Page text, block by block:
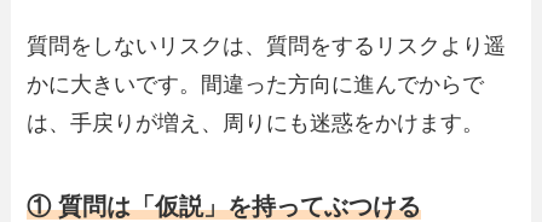
質問をしないリスクは、質問をするリスクより遥
かに大きいです。間違った方向に進んでからで
は、手戻りが増え、周りにも迷惑をかけます。
① 質問は「仮説」を持ってぶつける